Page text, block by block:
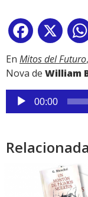
Facebook
X
En Mitos del Futuro
Nova de William
Reproductor
de
00:00